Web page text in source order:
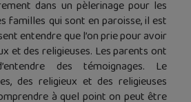
dans un pèlerinage pour les
familles qui sont en paroisse, il est
entendre que l’on prie pour avoir
et des religieuses. Les parents ont
des témoignages. Le
des religieux et des religieuses
à quel point on peut être